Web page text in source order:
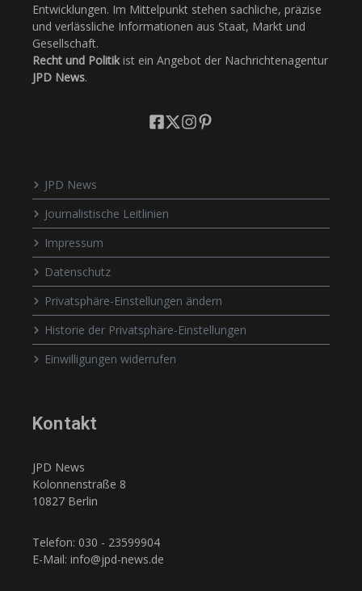
Entwicklungen. Im Mittelpunkt stehen sachliche, präzise
und verlässliche Informationen aus Staat, Markt und
Gesellschaft.
Recht und Politikist ein Angebot der Nachrichtenagentur
JPD News.
JPD News
Journalistische Leitlinien
Impressum
Datenschutz
Privatsphäre-Einstellungen ändern
Historie der Privatsphäre-Einstellungen
Einwilligungen widerrufen
Kontakt
JPD News
Kolonnenstraße 8
10827 Berlin
Telefon: 030 - 23599904
E-Mail: info@jpd-news.de